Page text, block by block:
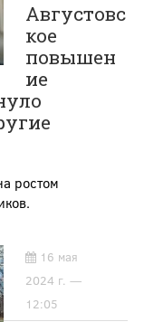
Августовс
кое
повышен
ие
ростом
16 мая
2024 г. —
12:05